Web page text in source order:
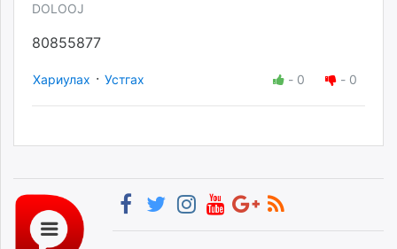
DOLOOJ
80855877
Хариулах · Устгах - 0 - 0